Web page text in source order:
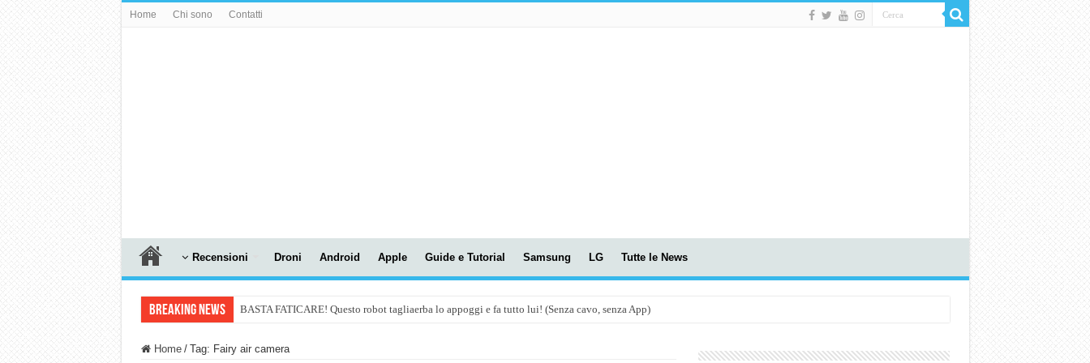
Home Chi sono Contatti
Recensioni Droni Android Apple Guide e Tutorial Samsung LG Tutte le News
Breaking News BASTA FATICARE! Questo robot tagliaerba lo appoggi e fa tutto lui! (Senza cavo, senza App)
Home / Tag: Fairy air camera